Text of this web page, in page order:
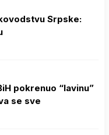
Srpske:
pokrenuo “lavinu”
se sve